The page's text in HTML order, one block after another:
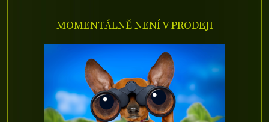
MOMENTÁLNĚ NENÍ V PRODEJI